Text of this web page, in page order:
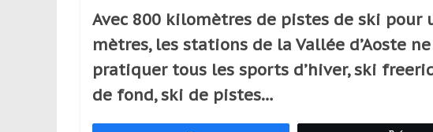
réguliers,
pratiquants,
passionnés
simples
spectateurs
Avec 800 kilomètres de pistes de ski
mètres, les stations de la Vallée d’Aoste
pratiquer tous les sports d’hiver, ski
de fond, ski de pistes…